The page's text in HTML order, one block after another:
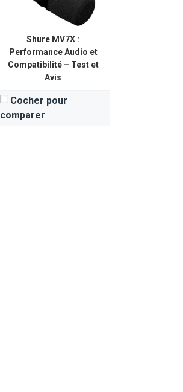
Shure MV7X :
Performance Audio et
Compatibilité – Test et
Avis
Cocher pour
comparer